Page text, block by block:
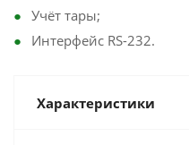
Учёт тары;
Интерфейс RS-232.
Характеристики